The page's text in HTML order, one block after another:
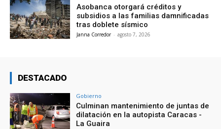
Asobanca otorgará créditos y
subsidios a las familias damnificadas
tras doblete sísmico
Janna Corredor - agosto 7, 2026
DESTACADO
Gobierno
Culminan mantenimiento de juntas de
dilatación en la autopista Caracas -
La Guaira